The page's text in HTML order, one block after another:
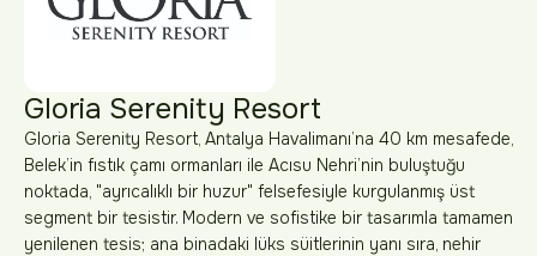
Gloria Serenity Resort
Gloria Serenity Resort, Antalya Havalimanı’na 40 km mesafede,
Belek’in fıstık çamı ormanları ile Acısu Nehri’nin buluştuğu
noktada, "ayrıcalıklı bir huzur" felsefesiyle kurgulanmış üst
segment bir tesistir. Modern ve sofistike bir tasarımla tamamen
yenilenen tesis; ana binadaki lüks süitlerinin yanı sıra, nehir